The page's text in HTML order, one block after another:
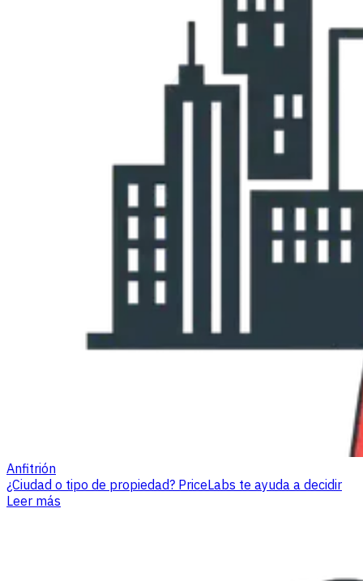
Anfitrión
¿Ciudad o tipo de propiedad? PriceLabs te ayuda a decidir
Leer más